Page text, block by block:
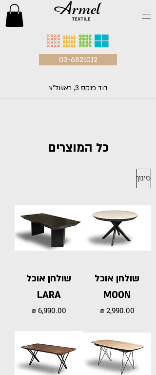
03-6821012
דוד פנקס 3, ראשל"צ
כל המוצרים
סינון
שולחן אוכל
MOON
מחיר
שולחן אוכל
LARA
מחיר